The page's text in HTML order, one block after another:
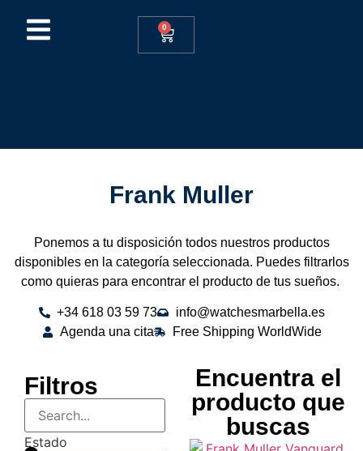
0
Frank Muller
Ponemos a tu disposición todos nuestros productos
disponibles en la categoría seleccionada. Puedes filtrarlos
como quieras para encontrar el producto de tus sueños.
+34 618 03 59 73
info@watchesmarbella.es
Agenda una cita
Free Shipping WorldWide
Filtros
Estado
Encuentra el
producto que
buscas